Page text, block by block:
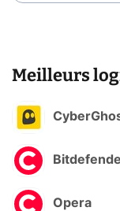
Meilleurs
Opera